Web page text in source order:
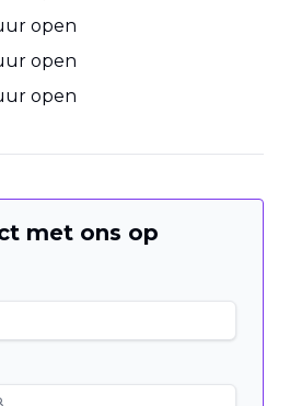
open
open
open
met ons op